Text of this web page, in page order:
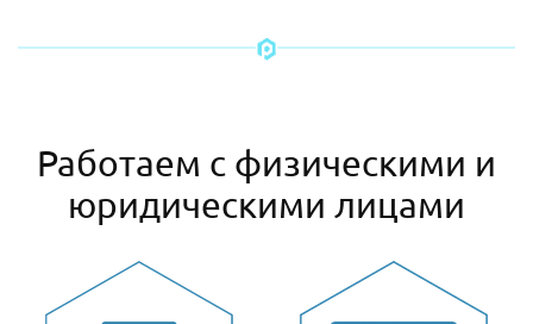
Работаем с физическими и
юридическими лицами